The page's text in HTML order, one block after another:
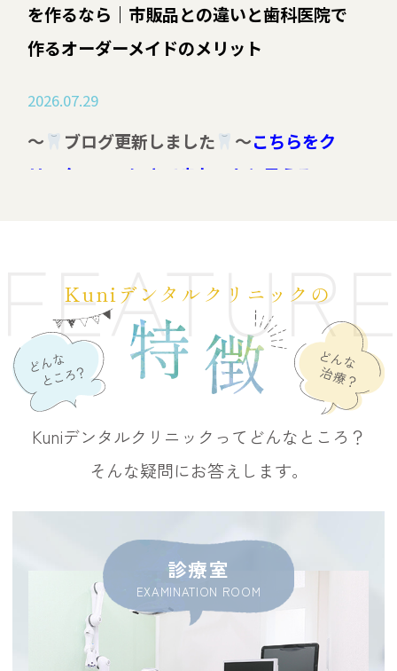
を作るなら｜市販品との違いと歯科医院で
作るオーダーメイドのメリット
2026.07.29
～ ブログ更新しました ～こちらをク
リック⇒ここにきて良かったと思える
ブログ更新しました ～こちらをク
リック⇒世界初の歯周病治療ブルーラジカ
ルが切り拓く「歯を残す」未来
ブログ更新しました ～ こちらをク
2026.07.02
ブログ更新しました
リック⇒長久手市でインビザラインをお探
Kuniデンタルクリニックの
Kuniデンタルクリニックってどんなところ？
そんな疑問にお答えします。
診療室
EXAMINATION ROOM